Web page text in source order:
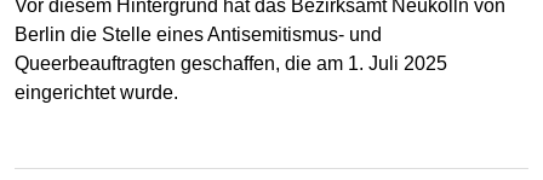
Vor diesem Hintergrund hat das Bezirksamt Neukölln von
Berlin die Stelle eines Antisemitismus- und
Queerbeauftragten geschaffen, die am 1. Juli 2025
eingerichtet wurde.